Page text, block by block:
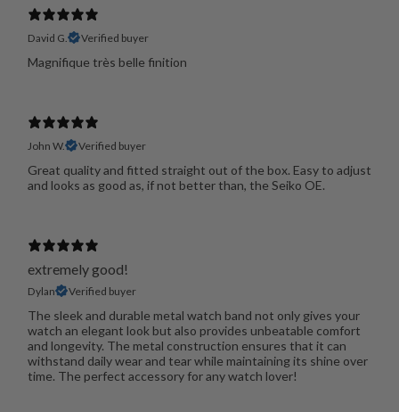
David G. Verified buyer
Magnifique très belle finition
John W. Verified buyer
Great quality and fitted straight out of the box. Easy to adjust
and looks as good as, if not better than, the Seiko OE.
extremely good!
Dylan Verified buyer
The sleek and durable metal watch band not only gives your
watch an elegant look but also provides unbeatable comfort
and longevity. The metal construction ensures that it can
withstand daily wear and tear while maintaining its shine over
time. The perfect accessory for any watch lover!